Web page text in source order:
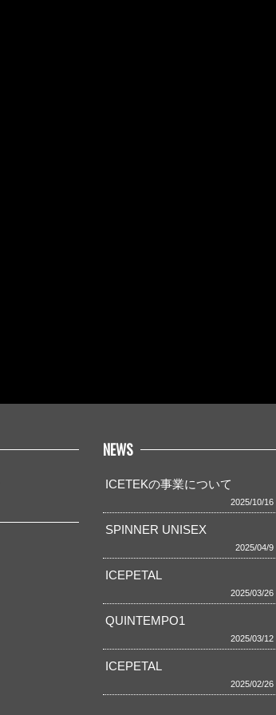
NEWS
ICETEKの事業について
2025/10/16
SPINNER UNISEX
2025/04/9
ICEPETAL
2025/03/26
QUINTEMPO1
2025/03/12
ICEPETAL
2025/02/26